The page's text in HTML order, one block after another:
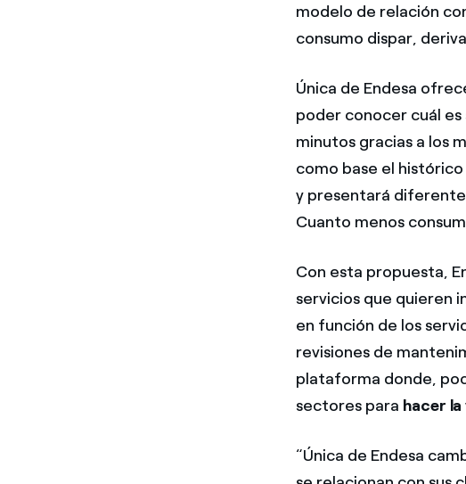
modelo de relación
consumo dispar,
Única de Endesa
poder conocer cuál es
minutos gracias a los
como base el
y presentará
Cuanto menos
Con esta propuesta,
servicios que quieren
en función de los
revisiones de
plataforma donde,
sectores para hacer
“Única de Endesa